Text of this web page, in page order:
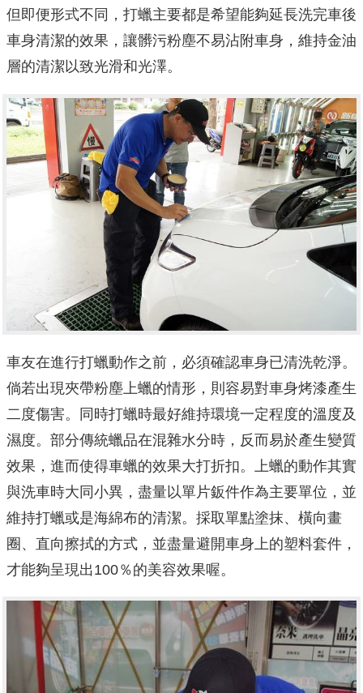
但即便形式不同，打蠟主要都是希望能夠延長洗完車後
車身清潔的效果，讓髒污粉塵不易沾附車身，維持金油
層的清潔以致光滑和光澤。
車友在進行打蠟動作之前，必須確認車身已清洗乾淨。
倘若出現夾帶粉塵上蠟的情形，則容易對車身烤漆產生
二度傷害。同時打蠟時最好維持環境一定程度的溫度及
濕度。部分傳統蠟品在混雜水分時，反而易於產生變質
效果，進而使得車蠟的效果大打折扣。上蠟的動作其實
與洗車時大同小異，盡量以單片鈑件作為主要單位，並
維持打蠟或是海綿布的清潔。採取單點塗抹、橫向畫
圈、直向擦拭的方式，並盡量避開車身上的塑料套件，
才能夠呈現出100％的美容效果喔。